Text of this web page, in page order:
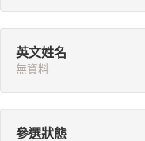
英文姓名
無資料
參選狀態